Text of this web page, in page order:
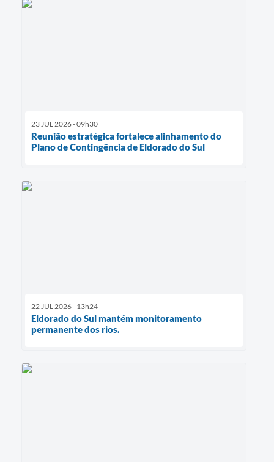
23 JUL 2026 - 09h30
Reunião estratégica fortalece alinhamento do
Plano de Contingência de Eldorado do Sul
22 JUL 2026 - 13h24
Eldorado do Sul mantém monitoramento
permanente dos rios.